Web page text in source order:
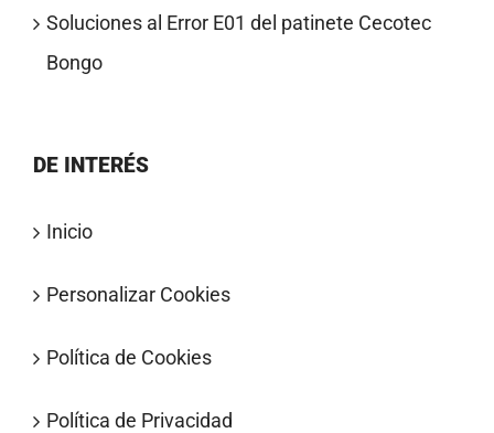
Soluciones al Error E01 del patinete Cecotec
Bongo
DE INTERÉS
Inicio
Personalizar Cookies
Política de Cookies
Política de Privacidad